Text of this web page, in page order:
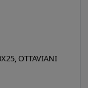
OTTAVIANI